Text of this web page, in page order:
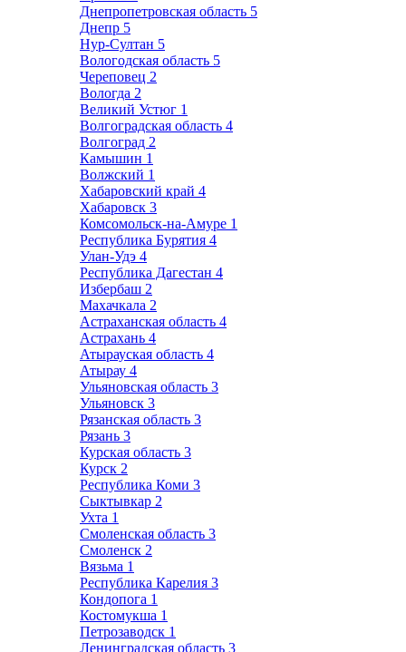
Днепропетровская область 5
Днепр 5
Нур-Султан 5
Вологодская область 5
Череповец 2
Вологда 2
Великий Устюг 1
Волгоградская область 4
Волгоград 2
Камышин 1
Волжский 1
Хабаровский край 4
Хабаровск 3
Комсомольск-на-Амуре 1
Республика Бурятия 4
Улан-Удэ 4
Республика Дагестан 4
Избербаш 2
Махачкала 2
Астраханская область 4
Астрахань 4
Атырауская область 4
Атырау 4
Ульяновская область 3
Ульяновск 3
Рязанская область 3
Рязань 3
Курская область 3
Курск 2
Республика Коми 3
Сыктывкар 2
Ухта 1
Смоленская область 3
Смоленск 2
Вязьма 1
Республика Карелия 3
Кондопога 1
Костомукша 1
Петрозаводск 1
Ленинградская область 3